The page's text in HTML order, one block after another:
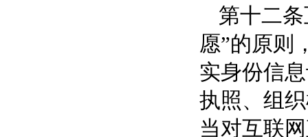
第十二
愿”的原则
实身份信
执照、组
当对互联